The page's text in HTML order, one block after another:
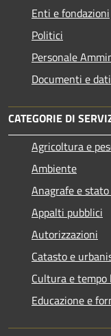
Enti e fondazioni
Politici
Personale
Documenti e dati
CATEGORIE DI
Agricoltura e
Ambiente
Anagrafe e
Appalti pubblici
Autorizzazioni
Catasto e
Cultura e tempo
Educazione e